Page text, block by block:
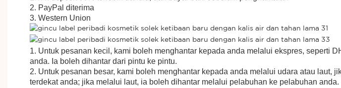
2. PayPal diterima
3. Western Union
1. Untuk pesanan kecil, kami boleh menghantar kepada anda melalui ekspres, seperti
anda. Ia boleh dihantar dari pintu ke pintu.
2. Untuk pesanan besar, kami boleh menghantar kepada anda melalui udara atau
terdekat anda; jika melalui laut, ia boleh dihantar melalui pelabuhan ke pelabuhan